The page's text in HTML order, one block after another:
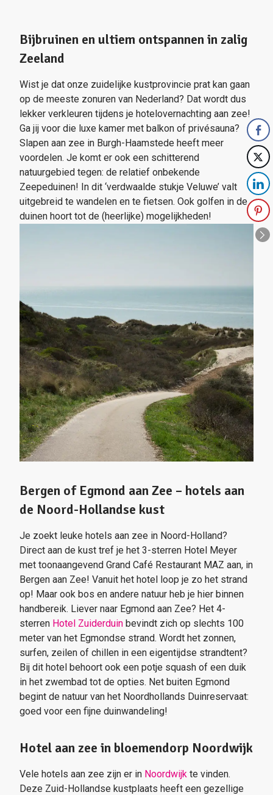
Bijbruinen en ultiem ontspannen in zalig
Zeeland
Wist je dat onze zuidelijke kustprovincie prat kan gaan
op de meeste zonuren van Nederland? Dat wordt dus
lekker verkleuren tijdens je hotelovernachting aan zee!
Ga jij voor die luxe kamer met balkon of privésauna?
Slapen aan zee in Burgh-Haamstede heeft meer
voordelen. Je komt er ook een schitterend
natuurgebied tegen: de relatief onbekende
Zeepeduinen! In dit ‘verdwaalde stukje Veluwe’ valt
uitgebreid te wandelen en te fietsen. Ook golfen in de
duinen hoort tot de (heerlijke) mogelijkheden!
Bergen of Egmond aan Zee – hotels aan
de Noord-Hollandse kust
Je zoekt leuke hotels aan zee in Noord-Holland?
Direct aan de kust tref je het 3-sterren Hotel Meyer
met toonaangevend Grand Café Restaurant MAZ aan, in
Bergen aan Zee! Vanuit het hotel loop je zo het strand
op! Maar ook bos en andere natuur heb je hier binnen
handbereik. Liever naar Egmond aan Zee? Het 4-
sterren Hotel Zuiderduin bevindt zich op slechts 100
meter van het Egmondse strand. Wordt het zonnen,
surfen, zeilen of chillen in een eigentijdse strandtent?
Bij dit hotel behoort ook een potje squash of een duik
in het zwembad tot de opties. Net buiten Egmond
begint de natuur van het Noordhollands Duinreservaat:
goed voor een fijne duinwandeling!
Hotel aan zee in bloemendorp Noordwijk
Vele hotels aan zee zijn er in Noordwijk te vinden.
Deze Zuid-Hollandse kustplaats heeft een gezellige